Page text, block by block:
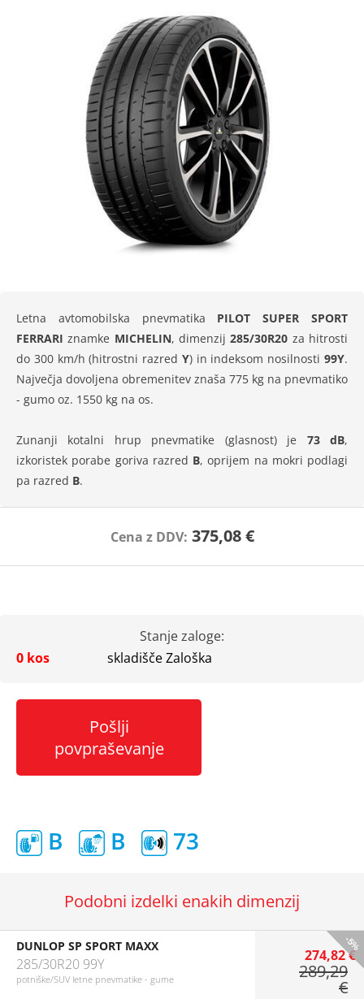
Letna avtomobilska pnevmatika PILOT SUPER SPORT
FERRARI znamke MICHELIN, dimenzij285/30R20 za hitrosti
do 300 km/h (hitrostni razred Y) in indeksom nosilnosti99Y.
Največja dovoljena obremenitev znaša 775 kg na pnevmatiko
- gumo oz. 1550 kg na os.
Zunanji kotalni hrup pnevmatike (glasnost) je 73 dB,
izkoristek porabe goriva razred B, oprijem na mokri podlagi
pa razred B.
Cena z DDV: 375,08 €
Stanje zaloge:
0 kos
skladišče Zaloška
Pošlji
povpraševanje
B B 73
Podobni izdelki enakih dimenzij
-5%
DUNLOP SP SPORT MAXX
285/30R20 99Y
potniške/SUV letne pnevmatike - gume
274,82 €
289,29
€